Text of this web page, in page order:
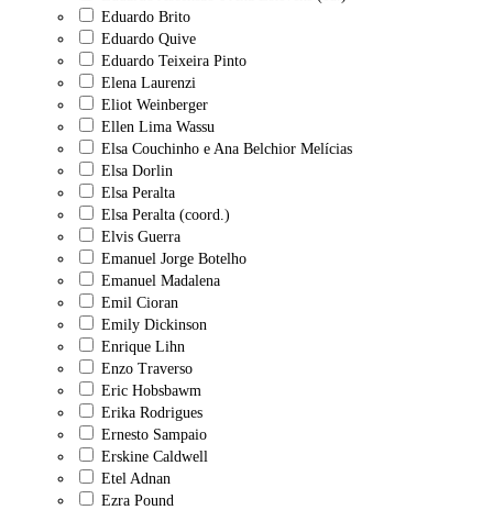
Eduardo Brito
Eduardo Quive
Eduardo Teixeira Pinto
Elena Laurenzi
Eliot Weinberger
Ellen Lima Wassu
Elsa Couchinho e Ana Belchior Melícias
Elsa Dorlin
Elsa Peralta
Elsa Peralta (coord.)
Elvis Guerra
Emanuel Jorge Botelho
Emanuel Madalena
Emil Cioran
Emily Dickinson
Enrique Lihn
Enzo Traverso
Eric Hobsbawm
Erika Rodrigues
Ernesto Sampaio
Erskine Caldwell
Etel Adnan
Ezra Pound